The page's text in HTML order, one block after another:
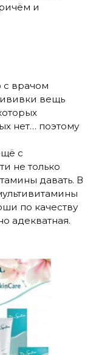
и
с врачом
вещь
нет… поэтому
с
не только
давать. В
по качеству
адекватная.